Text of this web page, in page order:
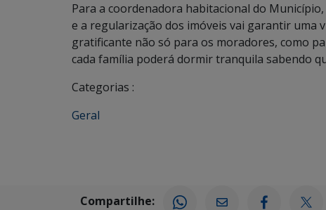
Para a coordenadora habitacional do
e a regularização dos imóveis vai garantir uma
gratificante não só para os moradores, como
cada família poderá dormir tranquila sabendo
Categorias :
Geral
Compartilhe: